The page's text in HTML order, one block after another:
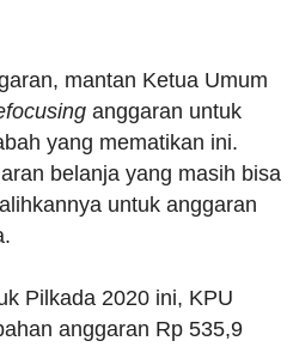
mantan Ketua Umum
anggaran untuk
yang mematikan ini.
belanja yang masih bisa
untuk anggaran
Pilkada 2020 ini, KPU
anggaran Rp 535,9